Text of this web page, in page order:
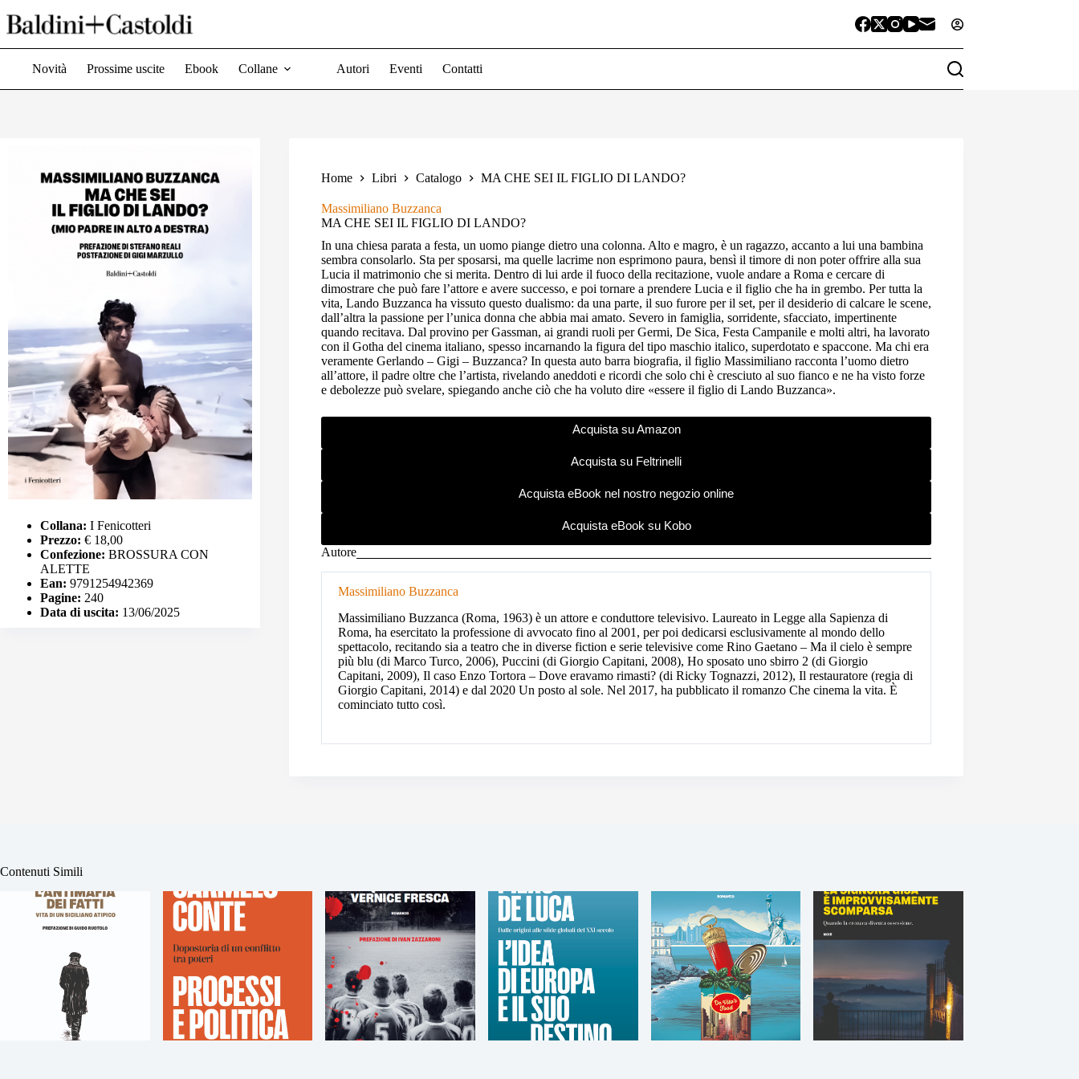
al
contenuto
Novità Prossime uscite Ebook Collane Autori Eventi Contatti
Home Libri Catalogo MA CHE SEI IL FIGLIO DI LANDO?
Massimiliano Buzzanca
MA CHE SEI IL FIGLIO DI LANDO?
In una chiesa parata a festa, un uomo piange dietro una colonna. Alto e magro, è un ragazzo, accanto a lui una bambina
sembra consolarlo. Sta per sposarsi, ma quelle lacrime non esprimono paura, bensì il timore di non poter offrire alla sua
Lucia il matrimonio che si merita. Dentro di lui arde il fuoco della recitazione, vuole andare a Roma e cercare di
dimostrare che può fare l’attore e avere successo, e poi tornare a prendere Lucia e il figlio che ha in grembo. Per tutta la
vita, Lando Buzzanca ha vissuto questo dualismo: da una parte, il suo furore per il set, per il desiderio di calcare le scene,
dall’altra la passione per l’unica donna che abbia mai amato. Severo in famiglia, sorridente, sfacciato, impertinente
quando recitava. Dal provino per Gassman, ai grandi ruoli per Germi, De Sica, Festa Campanile e molti altri, ha lavorato
con il Gotha del cinema italiano, spesso incarnando la figura del tipo maschio italico, superdotato e spaccone. Ma chi era
veramente Gerlando – Gigi – Buzzanca? In questa auto barra biografia, il figlio Massimiliano racconta l’uomo dietro
all’attore, il padre oltre che l’artista, rivelando aneddoti e ricordi che solo chi è cresciuto al suo fianco e ne ha visto forze
e debolezze può svelare, spiegando anche ciò che ha voluto dire «essere il figlio di Lando Buzzanca».
Acquista su Amazon
Acquista su Feltrinelli
Acquista eBook nel nostro negozio online
Acquista eBook su Kobo
Autore
Massimiliano Buzzanca
Massimiliano Buzzanca (Roma, 1963) è un attore e conduttore televisivo. Laureato in Legge alla Sapienza di
Roma, ha esercitato la professione di avvocato fino al 2001, per poi dedicarsi esclusivamente al mondo dello
spettacolo, recitando sia a teatro che in diverse fiction e serie televisive come Rino Gaetano – Ma il cielo è sempre
più blu (di Marco Turco, 2006), Puccini (di Giorgio Capitani, 2008), Ho sposato uno sbirro 2 (di Giorgio
Capitani, 2009), Il caso Enzo Tortora – Dove eravamo rimasti? (di Ricky Tognazzi, 2012), Il restauratore (regia di
Giorgio Capitani, 2014) e dal 2020 Un posto al sole. Nel 2017, ha pubblicato il romanzo Che cinema la vita. È
cominciato tutto così.
Collana: I Fenicotteri
Prezzo: € 18,00
Confezione: BROSSURA CON
ALETTE
Ean: 9791254942369
Pagine: 240
Data di uscita: 13/06/2025
Contenuti Simili